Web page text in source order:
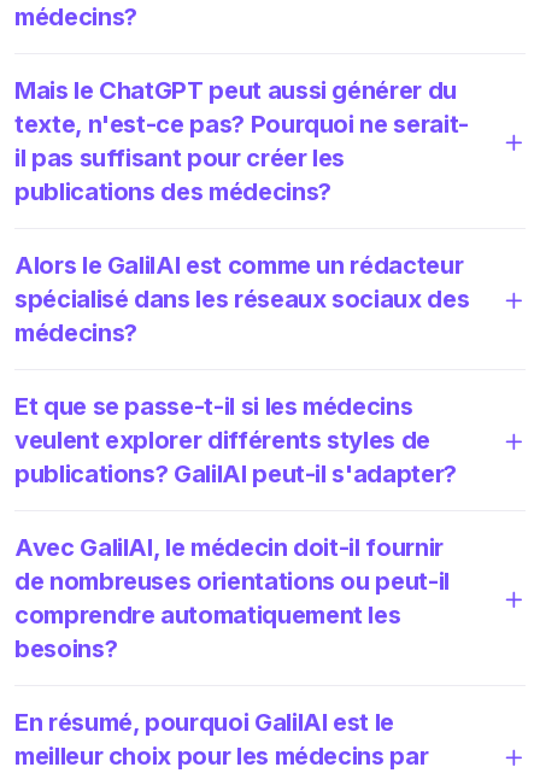
médecins?
Mais le ChatGPT peut aussi générer du
texte, n'est-ce pas? Pourquoi ne serait-
il pas suffisant pour créer les
publications des médecins?
Alors le GalilAI est comme un rédacteur
spécialisé dans les réseaux sociaux des
médecins?
Et que se passe-t-il si les médecins
veulent explorer différents styles de
publications? GalilAI peut-il s'adapter?
Avec GalilAI, le médecin doit-il fournir
de nombreuses orientations ou peut-il
comprendre automatiquement les
besoins?
En résumé, pourquoi GalilAI est le
meilleur choix pour les médecins par